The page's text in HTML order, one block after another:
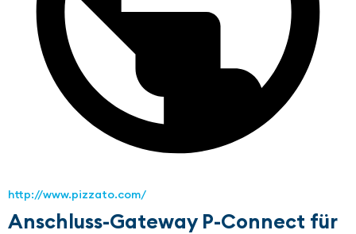
http://www.pizzato.com/
Anschluss-Gateway P-Connect für